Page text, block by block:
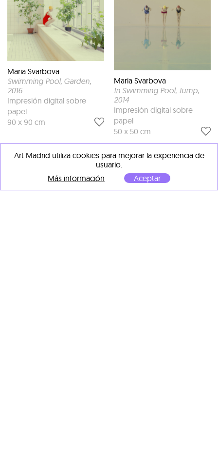
Maria Svarbova
Swimming Pool, Garden,
2016
Impresión digital sobre
papel
90 x 90 cm
Maria Svarbova
In Swimming Pool, Jump,
2014
Impresión digital sobre
papel
50 x 50 cm
Art Madrid utiliza cookies para mejorar la experiencia de
usuario.
Más información
Aceptar